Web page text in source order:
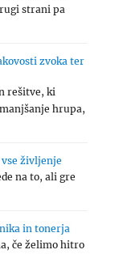
strani pa
zvoka ter
rešitve, ki
hrupa,
življenje
na to, ali gre
in tonerja
če želimo hitro